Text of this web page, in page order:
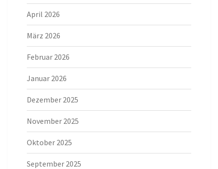
April 2026
März 2026
Februar 2026
Januar 2026
Dezember 2025
November 2025
Oktober 2025
September 2025